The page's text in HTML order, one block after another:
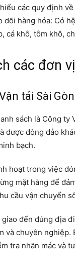
các quy định về
dõi hàng hóa: Có
cá khô, tôm khô,
các đơn
tải Sài Gòn
sách là Công ty
được đông đảo
bạch.
hoạt trong việc
mặt hàng để
cầu vận chuyển
giao đến đúng địa
và chuyên
tra nhãn mác và